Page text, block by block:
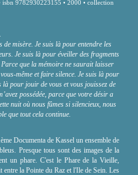
isbn 9782930223155 • 2000 • collection
de misère. Je suis là pour entendre les
Je suis là pour éveiller des fragments
que la mémoire ne saurait laisser
même et faire silence. Je suis là pour
pour jouir de vous et vous jouissez de
possédée, parce que votre désir a
nuit où nous fûmes si silencieux, nous
que tout cela continue.
Documenta de Kassel un ensemble de
Presque tous sont des images de la
un phare. C'est le Phare de la Vieille,
entre la Pointe du Raz et l'Ile de Sein. Les